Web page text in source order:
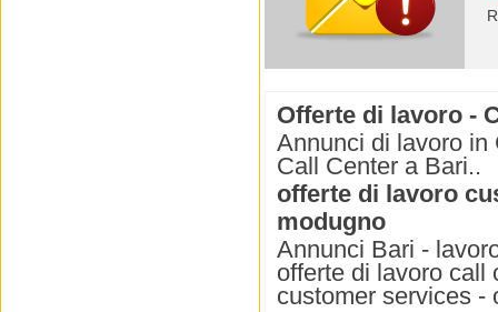
Offerte di lavoro -
Annunci di lavoro in
Call Center a Bari..
offerte di lavoro
modugno
Annunci Bari -
offerte di lavoro call
customer services -